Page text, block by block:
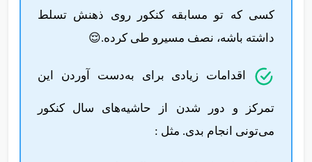
کسی که تو مسابقه کنکور روی ذهنش تسلط
داشته باشه، نصف مسیرو طی کرده.😌
اقدامات زیادی برای به‌دست آوردن این
تمرکز و دور شدن از حاشیه‌های سال کنکور
می‌تونی انجام بدی. مثل :